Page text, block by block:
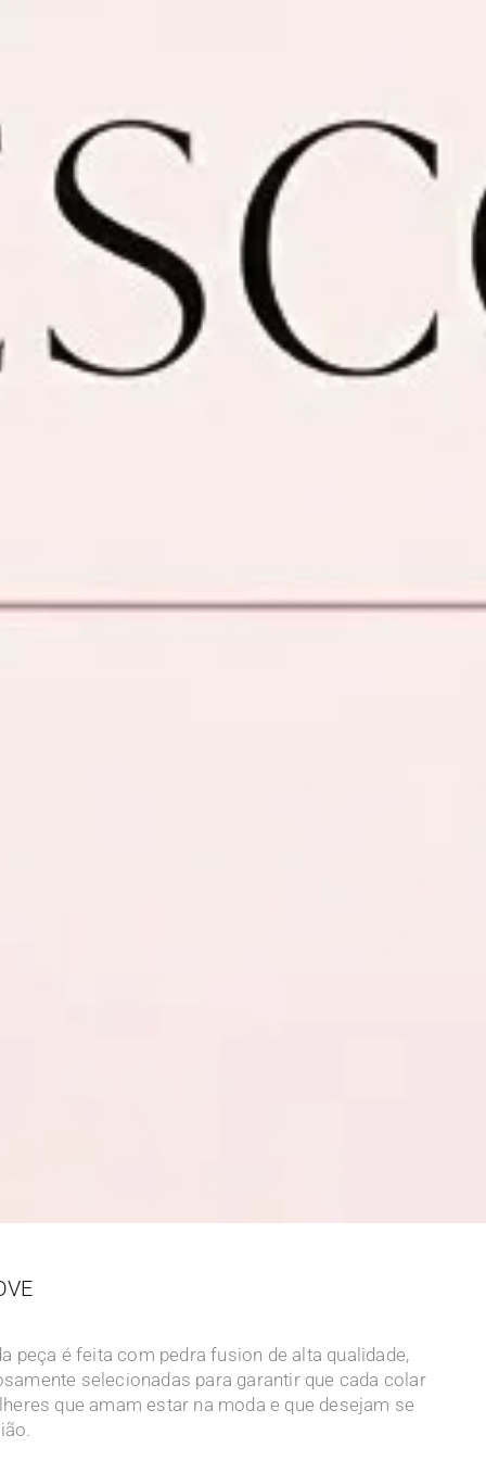
peça é feita com pedra fusion de alta qualidade,
selecionadas para garantir que cada colar
que amam estar na moda e que desejam se